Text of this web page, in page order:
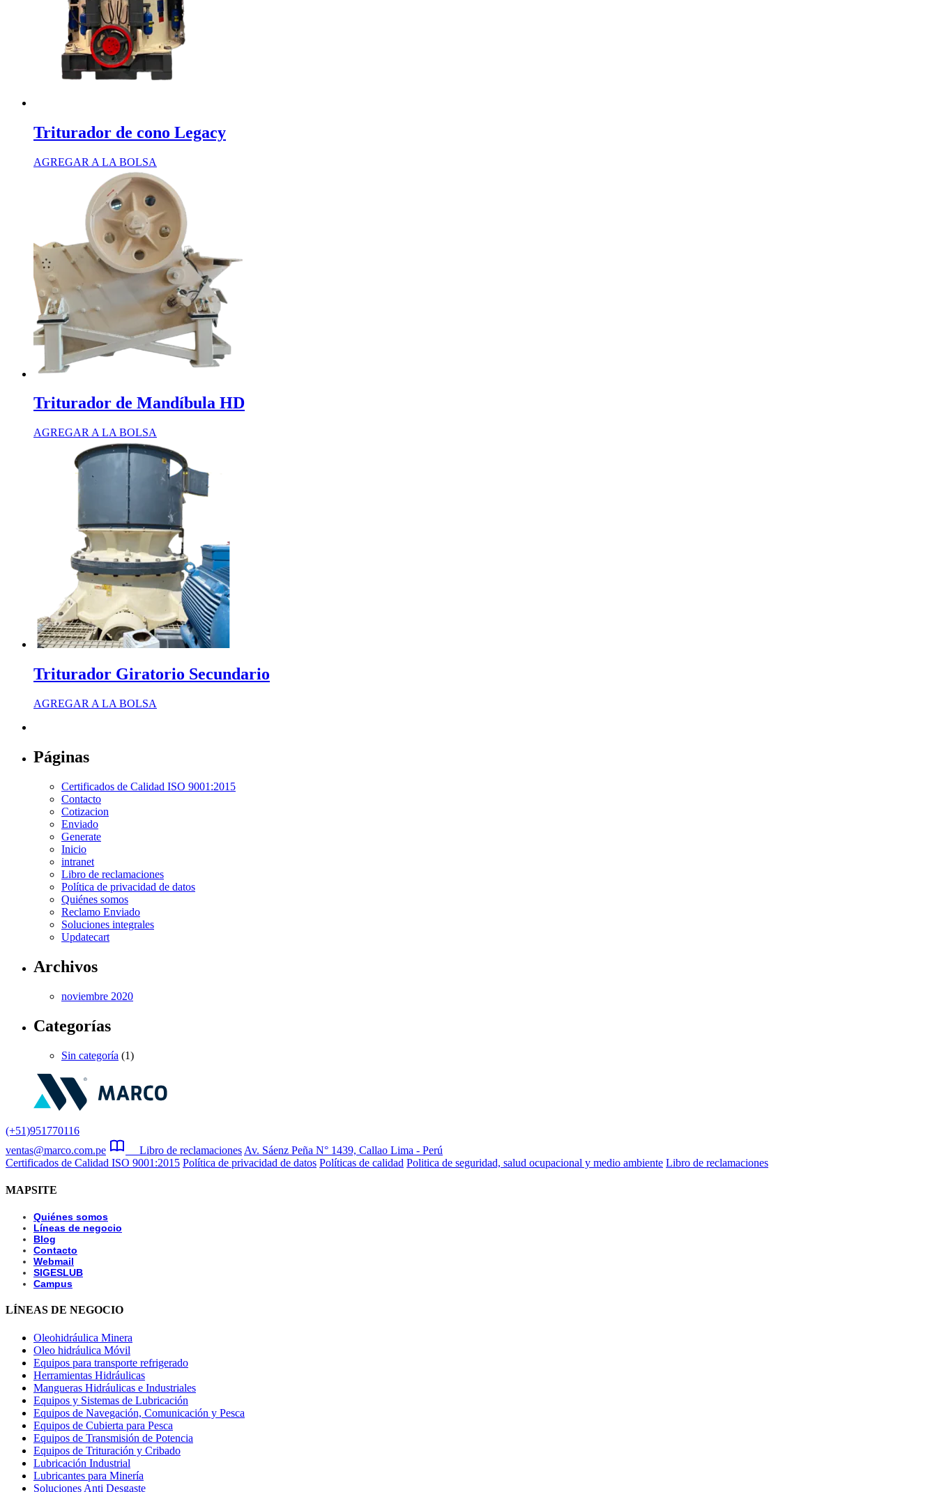
Triturador de cono Legacy
AGREGAR A LA BOLSA
Triturador de Mandíbula HD
AGREGAR A LA BOLSA
Triturador Giratorio Secundario
AGREGAR A LA BOLSA
Páginas
Certificados de Calidad ISO 9001:2015
Contacto
Cotizacion
Enviado
Generate
Inicio
intranet
Libro de reclamaciones
Política de privacidad de datos
Quiénes somos
Reclamo Enviado
Soluciones integrales
Updatecart
Archivos
noviembre 2020
Categorías
Sin categoría (1)
(+51)951770116
ventas@marco.com.pe
Libro de reclamaciones Av. Sáenz Peña N° 1439, Callao Lima - Perú
Certificados de Calidad ISO 9001:2015 Política de privacidad de datos Políticas de calidad Politica de seguridad, salud ocupacional y medio ambiente Libro de reclamaciones
MAPSITE
Quiénes somos
Líneas de negocio
Blog
Contacto
Webmail
SIGESLUB
Campus
LÍNEAS DE NEGOCIO
Oleohidráulica Minera
Oleo hidráulica Móvil
Equipos para transporte refrigerado
Herramientas Hidráulicas
Mangueras Hidráulicas e Industriales
Equipos y Sistemas de Lubricación
Equipos de Navegación, Comunicación y Pesca
Equipos de Cubierta para Pesca
Equipos de Transmisión de Potencia
Equipos de Trituración y Cribado
Lubricación Industrial
Lubricantes para Minería
Soluciones Anti Desgaste